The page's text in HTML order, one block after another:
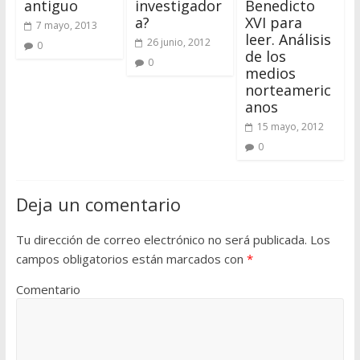
antiguo
7 mayo, 2013
0
investigador
a?
26 junio, 2012
0
Benedicto
XVI para
leer. Análisis
de los
medios
norteameric
anos
15 mayo, 2012
0
Deja un comentario
Tu dirección de correo electrónico no será publicada. Los
campos obligatorios están marcados con *
Comentario